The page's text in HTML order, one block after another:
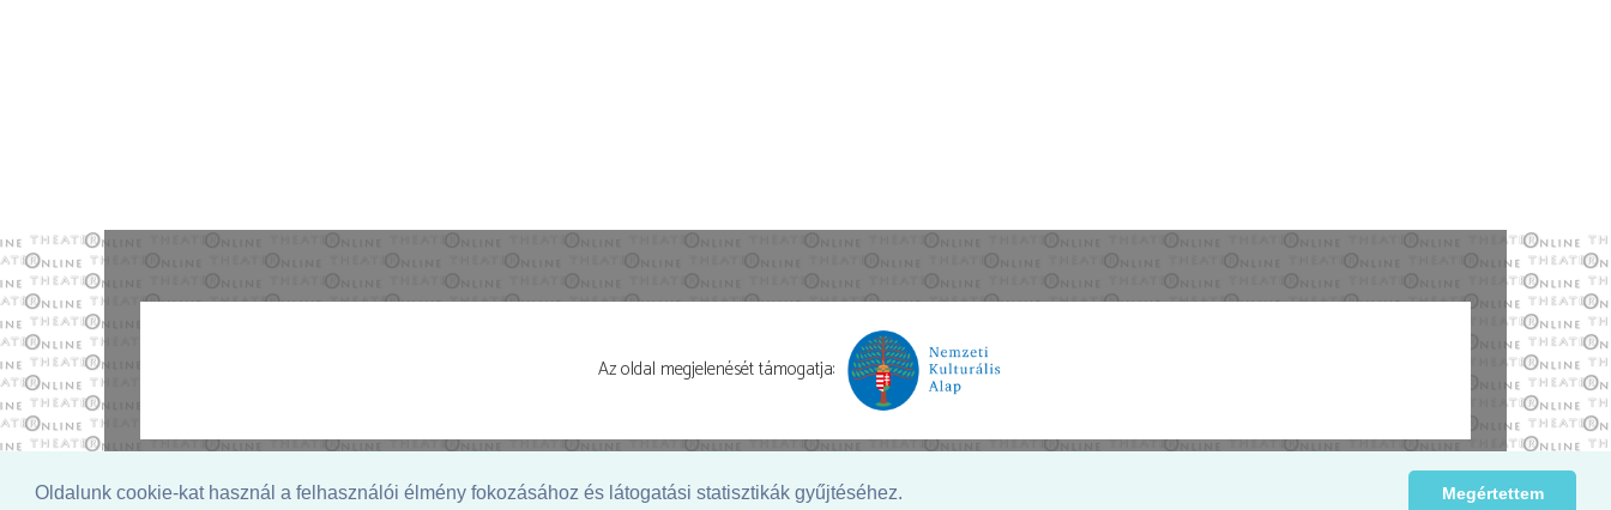
Oldalunk cookie-kat használ a felhasználói élmény fokozásához és látogatási statisztikák gyűjtéséhez. Megértettem
Az oldal megjelenését támogatja:
© 2026. - THEATER Online -theater.hu